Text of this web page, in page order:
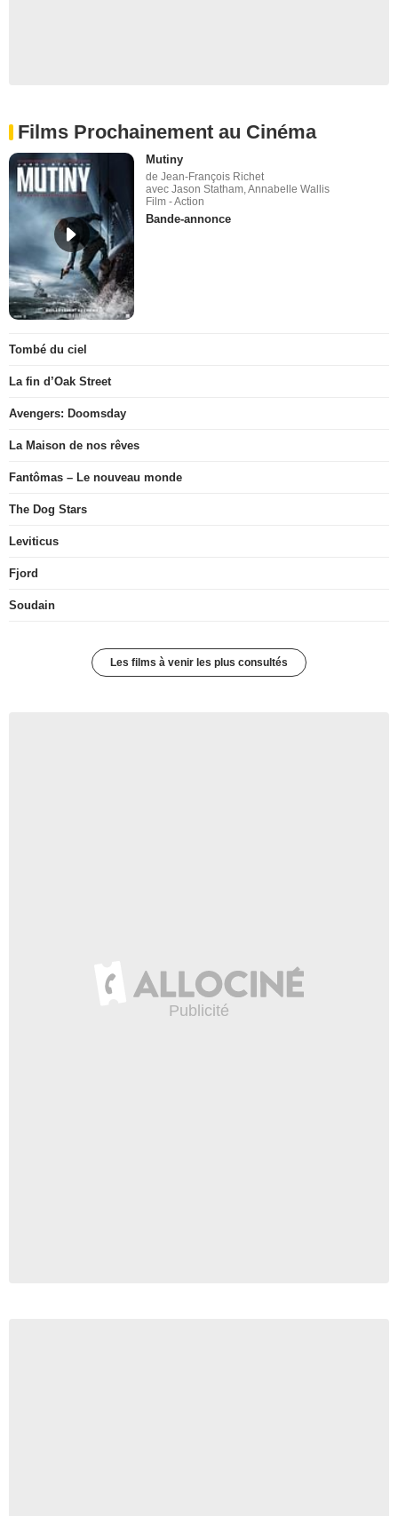
Films Prochainement au Cinéma
Mutiny
de Jean-François Richet
avec Jason Statham, Annabelle Wallis
Film - Action
Bande-annonce
Tombé du ciel
La fin d’Oak Street
Avengers: Doomsday
La Maison de nos rêves
Fantômas – Le nouveau monde
The Dog Stars
Leviticus
Fjord
Soudain
Les films à venir les plus consultés